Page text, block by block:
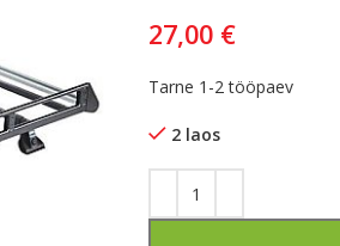
27,00 €
Tarne 1-2 tööpaev
2 laos